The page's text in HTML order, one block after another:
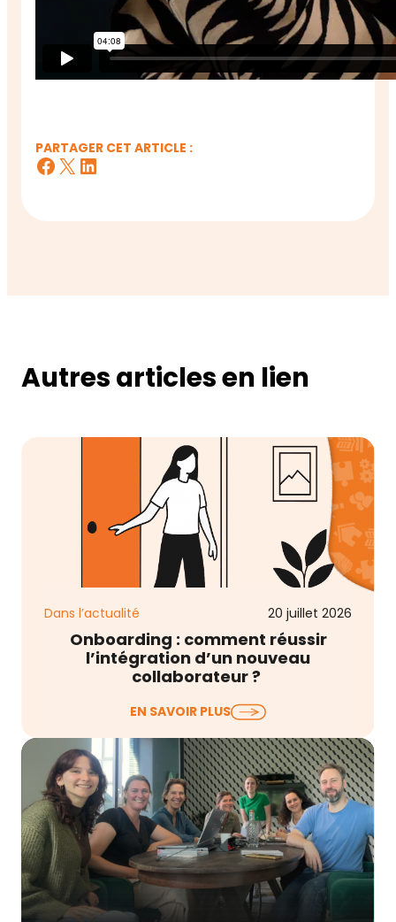
PARTAGER CET ARTICLE :
Facebook
X LinkedIn
Autres articles en lien
Dans l’actualité 20 juillet 2026
Onboarding : comment réussir
l’intégration d’un nouveau
collaborateur ?
Lorsqu’on évoque l’onboarding collaborateur, on
pense souvent au livret d’accueil, à la remise du
matériel, à…
EN SAVOIR PLUS